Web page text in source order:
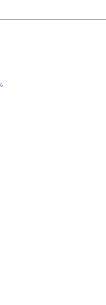
.